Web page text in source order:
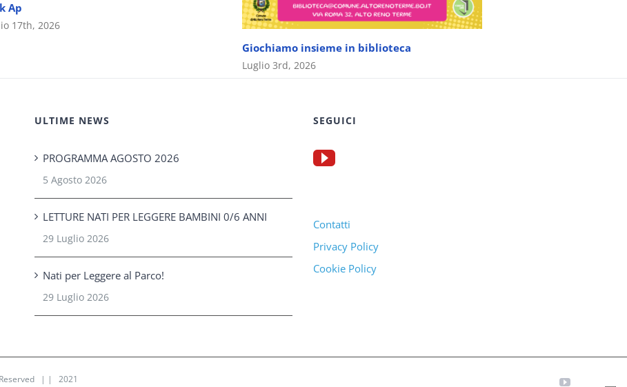
Ap
17th, 2026
Giochiamo insieme in biblioteca
Luglio 3rd, 2026
ULTIME NEWS
PROGRAMMA AGOSTO 2026
5 Agosto 2026
LETTURE NATI PER LEGGERE BAMBINI 0/6 ANNI
29 Luglio 2026
Nati per Leggere al Parco!
29 Luglio 2026
SEGUICI
Contatti
Privacy Policy
Cookie Policy
Reserved | | 2021 YouTube